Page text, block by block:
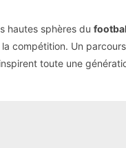
hautes sphères du
compétition. Un
toute une